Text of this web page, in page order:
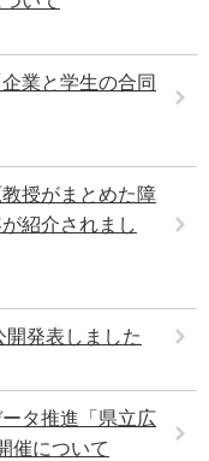
業と学生の合同
授がまとめた障
紹介されまし
発表しました
タ推進「県立広
催について